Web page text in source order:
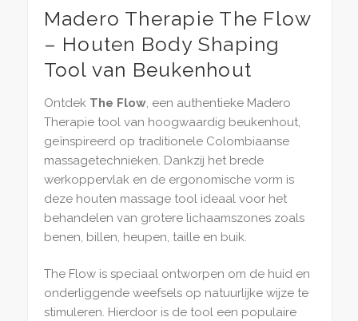
Madero Therapie The Flow
– Houten Body Shaping
Tool van Beukenhout
Ontdek The Flow, een authentieke Madero
Therapie tool van hoogwaardig beukenhout,
geïnspireerd op traditionele Colombiaanse
massagetechnieken. Dankzij het brede
werkoppervlak en de ergonomische vorm is
deze houten massage tool ideaal voor het
behandelen van grotere lichaamszones zoals
benen, billen, heupen, taille en buik.
The Flow is speciaal ontworpen om de huid en
onderliggende weefsels op natuurlijke wijze te
stimuleren. Hierdoor is de tool een populaire